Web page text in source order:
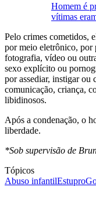
Homem é
vítimas
Pelo crimes cometidos,
por meio eletrônico, por
fotografia, vídeo ou
sexo explícito ou
por assediar, instigar ou
comunicação, criança,
libidinosos.
Após a condenação, o
liberdade.
*Sob supervisão de
Tópicos
Abuso infantilEstupro